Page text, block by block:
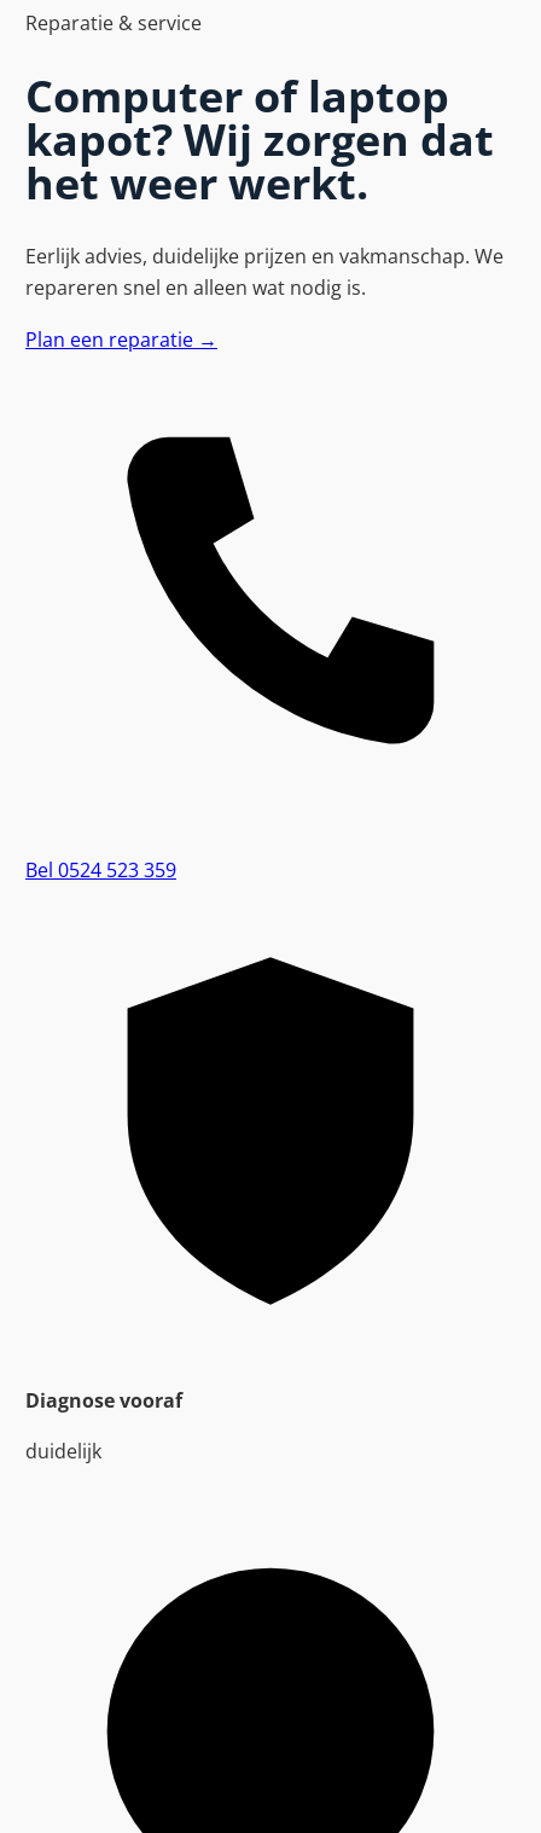
Reparatie & service
Computer of laptop
kapot?Wij zorgen dat
het weer werkt.
Eerlijk advies, duidelijke prijzen en vakmanschap. We
repareren snel en alleen wat nodig is.
Plan een reparatie →
Bel 0524 523 359
Diagnose vooraf
duidelijk